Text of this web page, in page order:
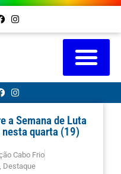
a Semana de Luta
quarta (19)
Cabo Frio
Destaque